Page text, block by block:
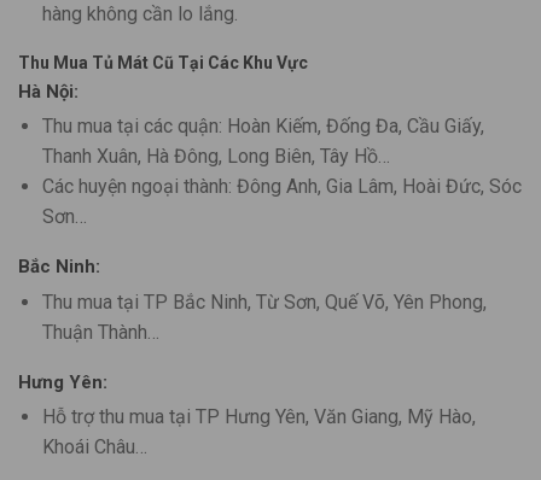
hàng không cần lo lắng.
Thu Mua Tủ Mát Cũ Tại Các Khu Vực
Hà Nội:
Thu mua tại các quận: Hoàn Kiếm, Đống Đa, Cầu Giấy,
Thanh Xuân, Hà Đông, Long Biên, Tây Hồ…
Các huyện ngoại thành: Đông Anh, Gia Lâm, Hoài Đức, Sóc
Sơn…
Bắc Ninh:
Thu mua tại TP Bắc Ninh, Từ Sơn, Quế Võ, Yên Phong,
Thuận Thành…
Hưng Yên:
Hỗ trợ thu mua tại TP Hưng Yên, Văn Giang, Mỹ Hào,
Khoái Châu…